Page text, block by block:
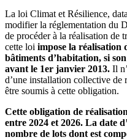
La loi Climat et Résilience,
modifier la réglementation du
de procéder à la réalisation de
cette loi impose la réalisation
bâtiments d’habitation, si
avant le 1er janvier 2013. Il
d’une installation collective de
être soumis à cette obligation.
Cette obligation de
entre 2024 et 2026. La date
nombre de lots dont est